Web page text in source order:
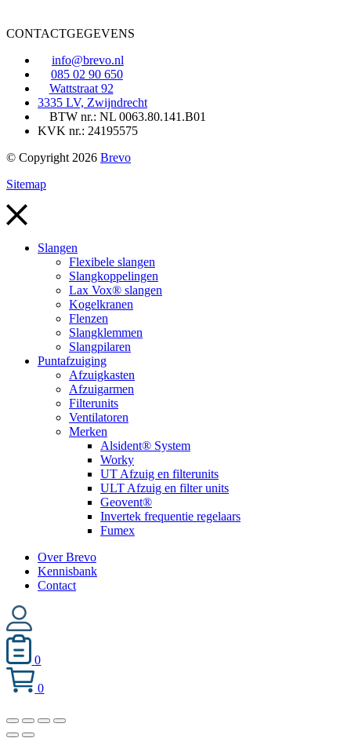
CONTACTGEGEVENS
info@brevo.nl
085 02 90 650
Wattstraat 92
3335 LV, Zwijndrecht
BTW nr.: NL 0063.80.141.B01
KVK nr.: 24195575
© Copyright 2026 Brevo
Sitemap
Slangen
Flexibele slangen
Slangkoppelingen
Lax Vox® slangen
Kogelkranen
Flenzen
Slangklemmen
Slangpilaren
Puntafzuiging
Afzuigkasten
Afzuigarmen
Filterunits
Ventilatoren
Merken
Alsident® System
Worky
UT Afzuig en filterunits
ULT Afzuig en filter units
Geovent®
Invertek frequentie regelaars
Fumex
Over Brevo
Kennisbank
Contact
0
0